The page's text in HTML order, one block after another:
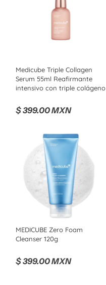
Medicube Triple Collagen
Serum 55ml Reafirmante
intensivo con triple colágeno
$ 399.00 MXN
MEDICUBE Zero Foam
Cleanser 120g
$ 399.00 MXN